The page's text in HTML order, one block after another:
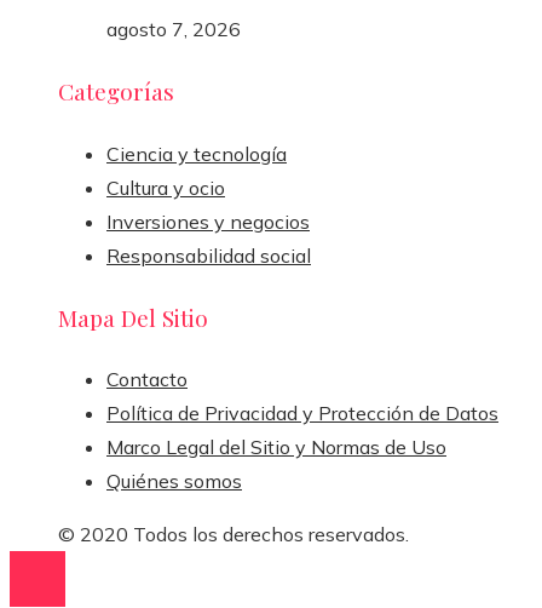
agosto 7, 2026
Categorías
Ciencia y tecnología
Cultura y ocio
Inversiones y negocios
Responsabilidad social
Mapa Del Sitio
Contacto
Política de Privacidad y Protección de Datos
Marco Legal del Sitio y Normas de Uso
Quiénes somos
© 2020 Todos los derechos reservados.